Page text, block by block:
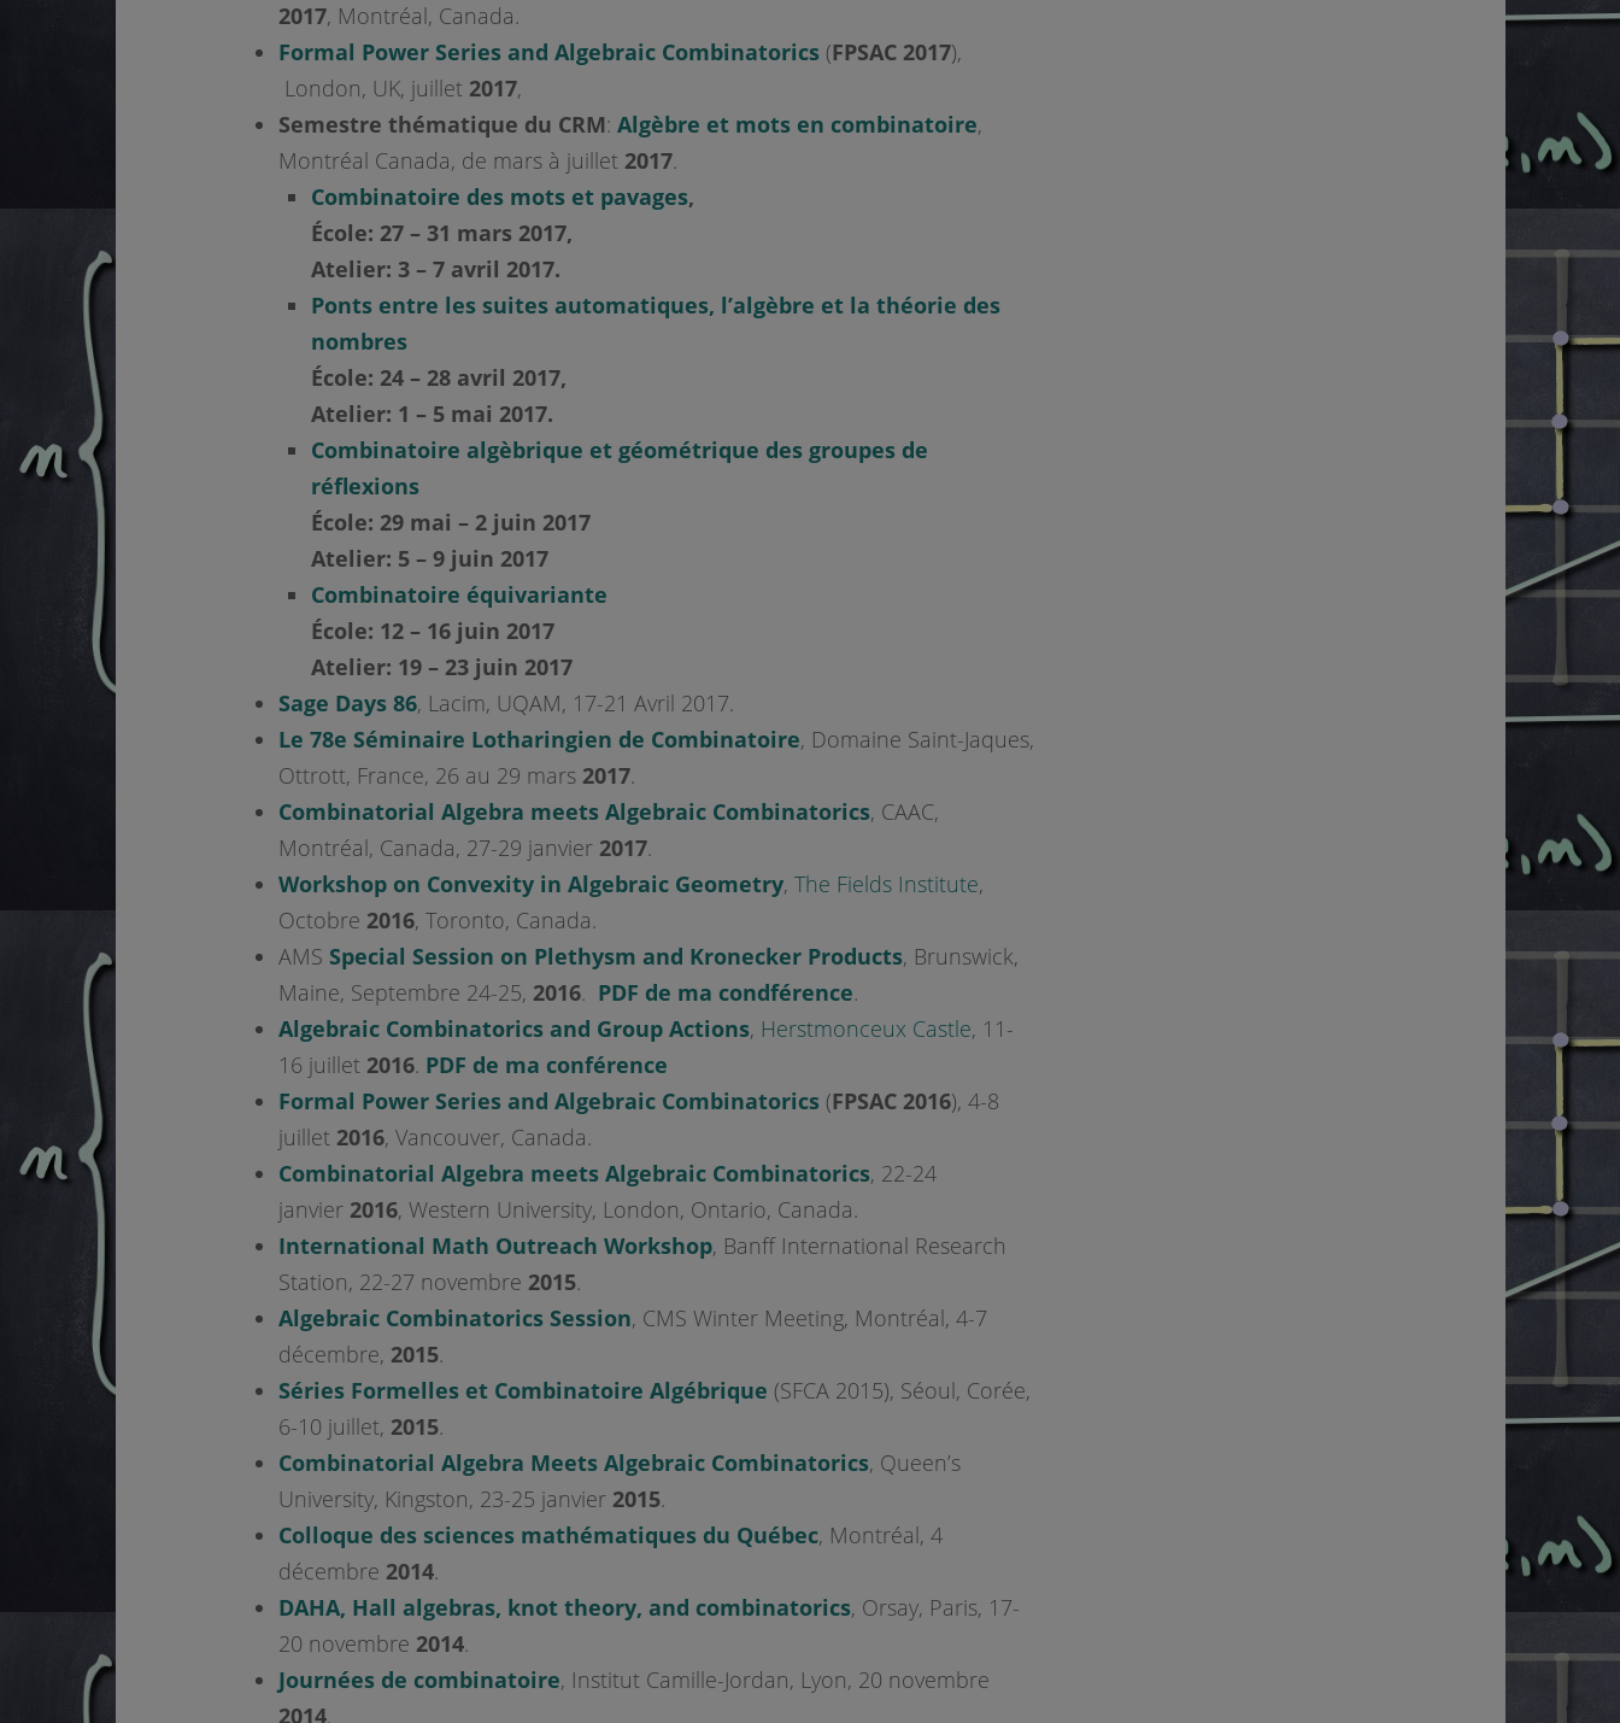
2017, Montréal, Canada.
Formal Power Series and Algebraic Combinatorics(FPSAC 2017),
London, UK, juillet 2017,
Semestre thématique du CRM: Algèbre et mots en combinatoire,
Montréal Canada, de mars à juillet 2017.
Combinatoire des mots et pavages,
École: 27 – 31 mars 2017,
Atelier: 3 – 7 avril 2017.
Ponts entre les suites automatiques, l’algèbre et la théorie des
nombres
École: 24 – 28 avril 2017,
Atelier: 1 – 5 mai 2017.
Combinatoire algèbrique et géométrique des groupes de
réflexions
École: 29 mai – 2 juin 2017
Atelier: 5 – 9 juin 2017
Combinatoire équivariante
École: 12 – 16 juin 2017
Atelier: 19 – 23 juin 2017
Sage Days 86, Lacim, UQAM, 17-21 Avril 2017.
Le 78e Séminaire Lotharingien de Combinatoire, Domaine Saint-Jaques,
Ottrott, France, 26 au 29 mars 2017.
Combinatorial Algebra meets Algebraic Combinatorics, CAAC,
Montréal, Canada, 27-29 janvier 2017.
Workshop on Convexity in Algebraic Geometry, The Fields Institute,
Octobre 2016, Toronto, Canada.
AMS Special Session on Plethysm and Kronecker Products, Brunswick,
Maine, Septembre 24-25, 2016. PDF de ma condférence.
Algebraic Combinatorics and Group Actions, Herstmonceux Castle, 11-
16 juillet 2016. PDF de ma conférence
Formal Power Series and Algebraic Combinatorics(FPSAC 2016), 4-8
juillet 2016, Vancouver, Canada.
Combinatorial Algebra meets Algebraic Combinatorics, 22-24
janvier 2016, Western University, London, Ontario, Canada.
International Math Outreach Workshop, Banff International Research
Station, 22-27 novembre 2015.
Algebraic Combinatorics Session, CMS Winter Meeting, Montréal, 4-7
décembre, 2015.
Séries Formelles et Combinatoire Algébrique (SFCA 2015), Séoul, Corée,
6-10 juillet, 2015.
Combinatorial Algebra Meets Algebraic Combinatorics, Queen’s
University, Kingston, 23-25 janvier 2015.
Colloque des sciences mathématiques du Québec, Montréal, 4
décembre 2014.
DAHA, Hall algebras, knot theory, and combinatorics, Orsay, Paris, 17-
20 novembre 2014.
Journées de combinatoire, Institut Camille-Jordan, Lyon, 20 novembre
2014.